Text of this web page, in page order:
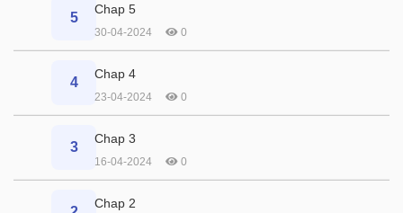
5
Chap 5
30-04-2024 0
4
Chap 4
23-04-2024 0
3
Chap 3
16-04-2024 0
Chap 2